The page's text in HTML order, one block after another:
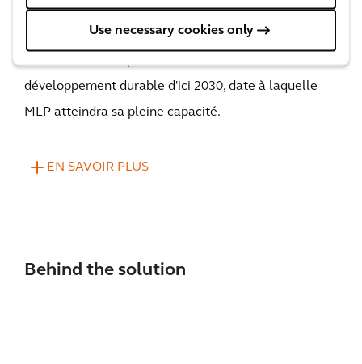
Use necessary cookies only
obtenir un financement de 150 millions de dollars de
la part de la Clean Energy Finance Corporation pour
développement durable d'ici 2030, date à laquelle
MLP atteindra sa pleine capacité.
EN SAVOIR PLUS
Behind the solution